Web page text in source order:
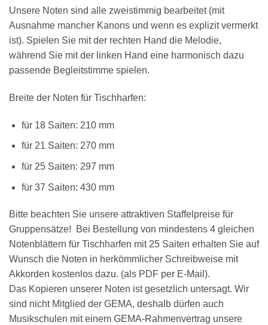
Unsere Noten sind alle zweistimmig bearbeitet (mit
Ausnahme mancher Kanons und wenn es explizit vermerkt
ist). Spielen Sie mit der rechten Hand die Melodie,
während Sie mit der linken Hand eine harmonisch dazu
passende Begleitstimme spielen.
Breite der Noten für Tischharfen:
für 18 Saiten: 210 mm
für 21 Saiten: 270 mm
für 25 Saiten: 297 mm
für 37 Saiten: 430 mm
Bitte beachten Sie unsere attraktiven Staffelpreise für
Gruppensätze! Bei Bestellung von mindestens 4 gleichen
Notenblättern für Tischharfen mit 25 Saiten erhalten Sie auf
Wunsch die Noten in herkömmlicher Schreibweise mit
Akkorden kostenlos dazu. (als PDF per E-Mail).
Das Kopieren unserer Noten ist gesetzlich untersagt. Wir
sind nicht Mitglied der GEMA, deshalb dürfen auch
Musikschulen mit einem GEMA-Rahmenvertrag unsere
Chat Support
18 SAITEN 21 SAITEN
AKKORDZITHER